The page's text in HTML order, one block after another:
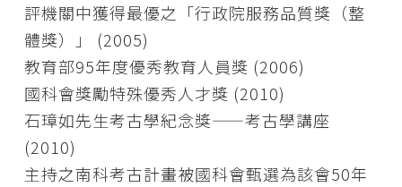
評機關中獲得最優之「行政院服務品質獎（整
體獎）」 (2005)
教育部95年度優秀教育人員獎 (2006)
國科會獎勵特殊優秀人才獎 (2010)
石璋如先生考古學紀念獎——考古學講座
(2010)
主持之南科考古計畫被國科會甄選為該會50年